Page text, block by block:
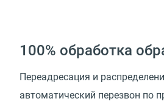
100% обработка
Переадресация и
автоматический перезвон по